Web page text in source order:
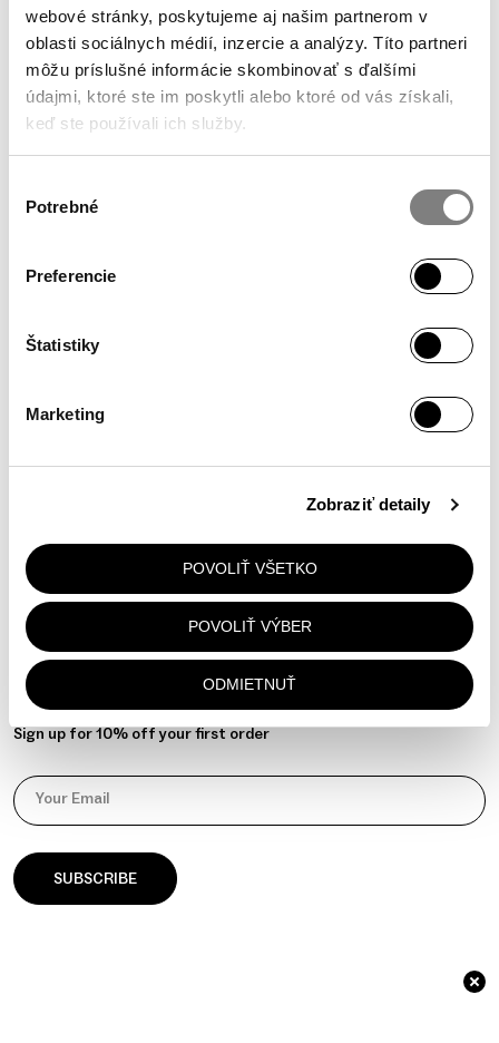
webové stránky, poskytujeme aj našim partnerom v
oblasti sociálnych médií, inzercie a analýzy. Títo partneri
môžu príslušné informácie skombinovať s ďalšími
údajmi, ktoré ste im poskytli alebo ktoré od vás získali,
keď ste používali ich služby.
súhlasu
Potrebné
Preferencie
Štatistiky
Marketing
Zobraziť detaily
POVOLIŤ VŠETKO
POVOLIŤ VÝBER
ODMIETNUŤ
JOIN THE COMMUNITY
@ALAPALLA
ON INSTAGRAM
Monday – Friday / 10:00 – 18:00
Secure Shopping
Contact
Instagram
YouTube
Manage your cookie preferences
NEWSLETTER
Sign up for 10% off your first order
Your Email